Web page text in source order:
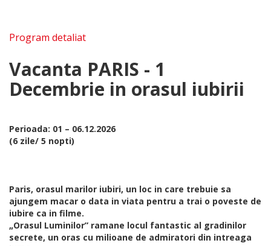
Program detaliat
Vacanta PARIS - 1
Decembrie in orasul iubirii
Perioada: 01 – 06.12.2026
(6 zile/ 5 nopti)
Paris, orasul marilor iubiri, un loc in care trebuie sa
ajungem macar o data in viata pentru a trai o poveste de
iubire ca in filme.
„Orasul Luminilor” ramane locul fantastic al gradinilor
secrete, un oras cu milioane de admiratori din intreaga